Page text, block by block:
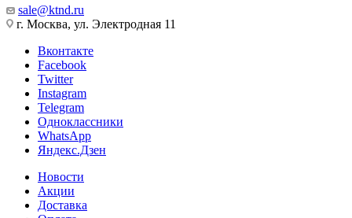
sale@ktnd.ru
г. Москва, ул. Электродная 11
Вконтакте
Facebook
Twitter
Instagram
Telegram
Одноклассники
WhatsApp
Яндекс.Дзен
Новости
Акции
Доставка